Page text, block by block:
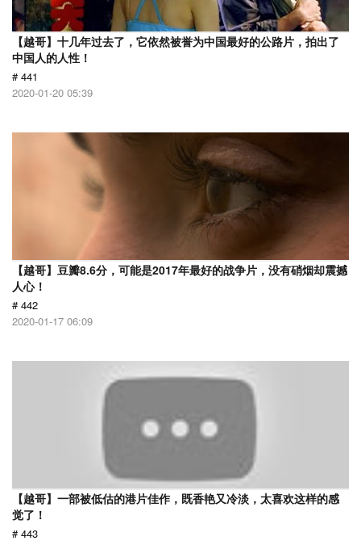
【越哥】十几年过去了，它依然被誉为中国最好的公路片，拍出了
中国人的人性！
# 441
2020-01-20 05:39
【越哥】豆瓣8.6分，可能是2017年最好的战争片，没有硝烟却震撼
人心！
# 442
2020-01-17 06:09
【越哥】一部被低估的港片佳作，既香艳又冷淡，太喜欢这样的感
觉了！
# 443